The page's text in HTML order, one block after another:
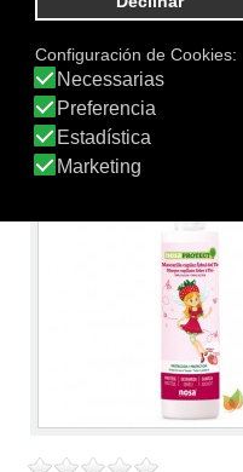
irresistible aromas a
sus propiedades.
Ver producto